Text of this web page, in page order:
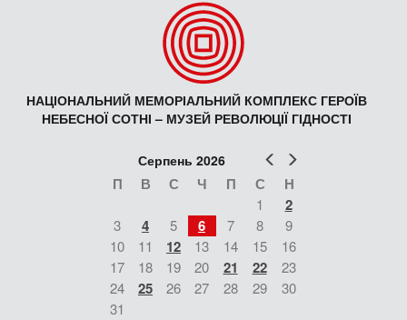
НАЦІОНАЛЬНИЙ МЕМОРІАЛЬНИЙ КОМПЛЕКС ГЕРОЇВ
НЕБЕСНОЇ СОТНІ – МУЗЕЙ РЕВОЛЮЦІЇ ГІДНОСТІ
Попер
Серпень 2026
П В С Ч П С Н
1 2
3 4 5 6 7 8
9
10
11 12 13 14 15
16
17
18 19 20 21 22
23
24
25 26 27 28 29
30
31